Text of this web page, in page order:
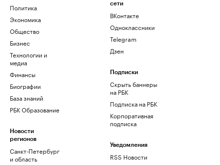
Политика
Экономика
Общество
Бизнес
Технологии и
медиа
Финансы
Биографии
База знаний
РБК Образование
Новости
регионов
Санкт-Петербург
и область
сети
ВКонтакте
Одноклассники
Telegram
Дзен
Подписки
Скрыть баннеры
на РБК
Подписка на РБК
Корпоративная
подписка
Уведомления
RSS Новости